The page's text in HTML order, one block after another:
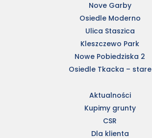
Nove Garby
Osiedle Moderno
Ulica Staszica
Kleszczewo Park
Nowe Pobiedziska 2
Osiedle Tkacka – stare
Aktualności
Kupimy grunty
CSR
Dla klienta